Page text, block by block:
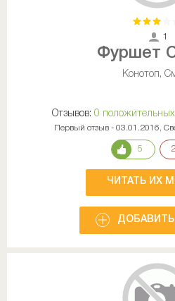
1
Фуршет
Конотоп,
Отзывов: 0 положительных
Первый отзыв - 03.01.2016,
5 2
ЧИТАТЬ ИХ